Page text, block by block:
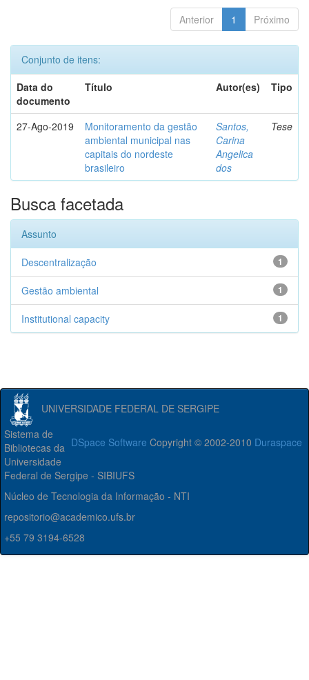
Anterior 1 Próximo
Conjunto de itens:
Data do
documento
Título Autor(es) Tipo
27-Ago-2019
Monitoramento da gestão
ambiental municipal nas
capitais do nordeste
brasileiro
Santos,
Carina
Angelica
dos
Tese
Busca facetada
Assunto
1
Descentralização
1
Gestão ambiental
1
Institutional capacity
UNIVERSIDADE FEDERAL DE SERGIPE
DSpace Software Copyright © 2002-2010 Duraspace
Sistema de
Bibliotecas da
Universidade
Federal de Sergipe - SIBIUFS
Núcleo de Tecnologia da Informação - NTI
repositorio@academico.ufs.br
+55 79 3194-6528